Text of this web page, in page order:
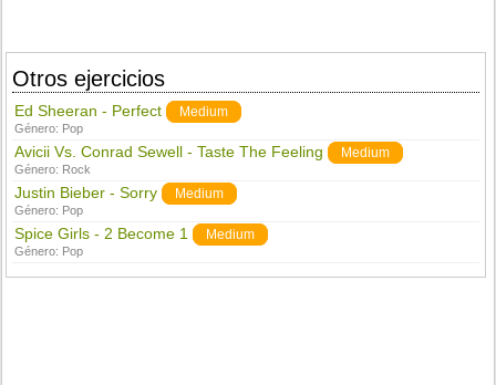
Otros ejercicios
Ed Sheeran - Perfect Medium
Género: Pop
Avicii Vs. Conrad Sewell - Taste The Feeling Medium
Género: Rock
Justin Bieber - Sorry Medium
Género: Pop
Spice Girls - 2 Become 1 Medium
Género: Pop